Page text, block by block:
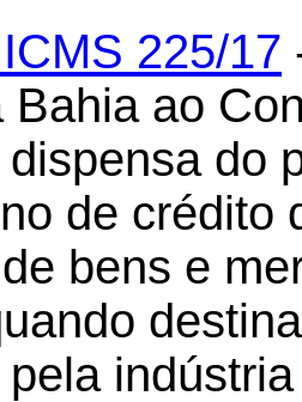
225/17
Bahia ao
do
de crédito
bens e